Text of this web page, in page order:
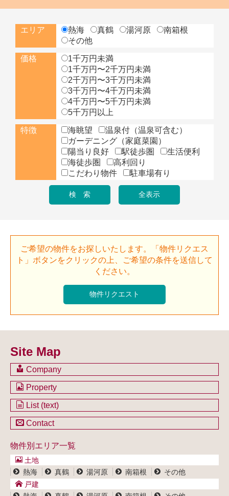
エリア 熱海 真鶴 湯河原
南箱根
その他
価格
1千万円未満
1千万円〜2千万円未満
2千万円〜3千万円未満
3千万円〜4千万円未満
4千万円〜5千万円未満
5千万円以上
特徴 海眺望
温泉付（温泉可含む）
ガーデニング（家庭菜園）
陽当り良好
駅徒歩圏
生活便利
海徒歩圏
高利回り
こだわり物件
駐車場有り
ご希望の物件をお探しいたします。「物件リクエス
ト」ボタンをクリックの上、ご希望の条件を送信して
ください。
Site Map
Company
会社のご案内
不動産を売却したい方
不動産買取システム
Property
土地一覧
マンション一覧
事業用物件一覧
List (text)
土地一覧
マンション一覧
事業用物件一覧
Contact
ブログ
プライバシーポリシー
サイトポリシー
物件別エリア一覧
土地
熱海
真鶴 湯河原 南箱根
その他
戸建